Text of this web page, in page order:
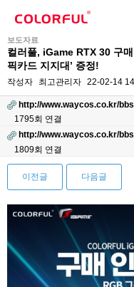
보도자료
컬러풀, iGame RTX 30 구
픽카드 지지대’ 증정!
작성자 최고관리자 22-02-14
http://www.waycos.co.kr/
1795회 연결
http://www.waycos.co.kr/
1809회 연결
이전글 다음글
본문